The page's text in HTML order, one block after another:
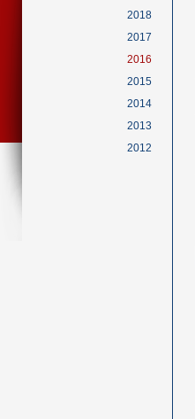
2018
2017
2016
2015
2014
2013
2012